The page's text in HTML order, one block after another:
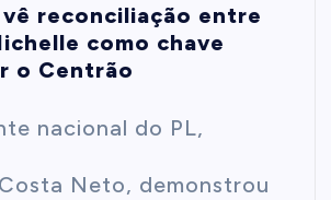
vê reconciliação entre
como chave
o Centrão
nacional do PL,
Neto, demonstrou